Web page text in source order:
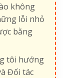
không
lỗi nhỏ
bằng
tôi hướng
Đối tác